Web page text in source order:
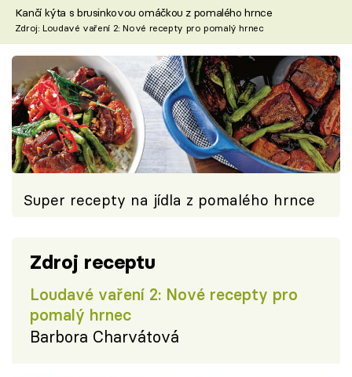
Kančí kýta s brusinkovou omáčkou z pomalého hrnce
Zdroj: Loudavé vaření 2: Nové recepty pro pomalý hrnec
Super recepty na jídla z pomalého hrnce
Zdroj receptu
Loudavé vaření 2: Nové recepty pro
pomalý hrnec
Barbora Charvátová